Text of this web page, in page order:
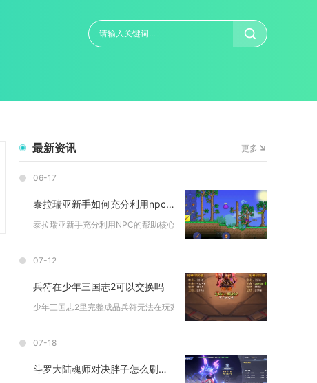
最新资讯 更多
06-17
泰拉瑞亚新手如何充分利用npc的帮助
泰拉瑞亚新手充分利用NPC的帮助核心在于精准理解NPC的入住...
07-12
兵符在少年三国志2可以交换吗
少年三国志2里完整成品兵符无法在玩家之间交换、交易，游戏内置...
07-18
斗罗大陆魂师对决胖子怎么刷悬赏